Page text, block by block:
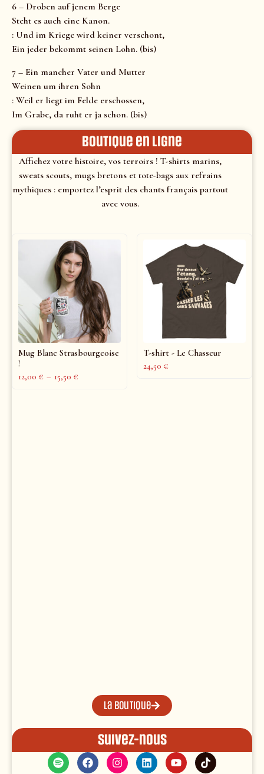
6 – Droben auf jenem Berge
Steht es auch eine Kanon.
: Und im Kriege wird keiner verschont,
Ein jeder bekommt seinen Lohn. (bis)
7 – Ein mancher Vater und Mutter
Weinen um ihren Sohn
: Weil er liegt im Felde erschossen,
Im Grabe, da ruht er ja schon. (bis)
Boutique en ligne
Affichez votre histoire, vos terroirs ! T-shirts marins,
sweats scouts, mugs bretons et tote-bags aux refrains
mythiques : emportez l’esprit des chants français partout
avec vous.
Mug Blanc Strasbourgeoise
!
12,00 € – 15,50 €
T-shirt - Le Chasseur
24,50 €
La boutique
Suivez-nous